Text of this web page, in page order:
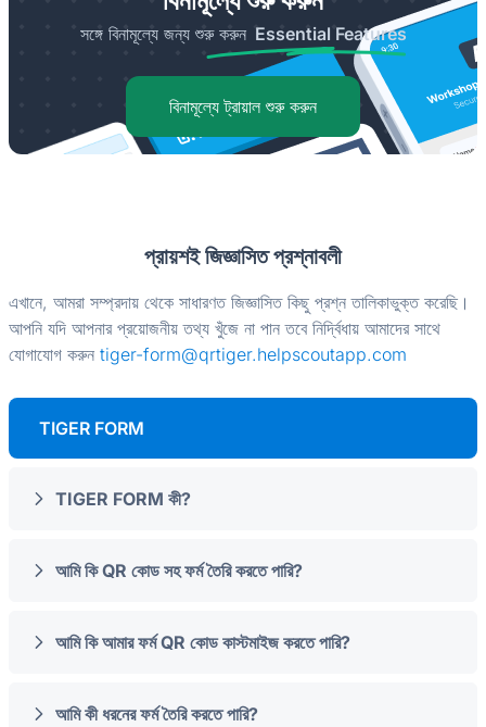
সঙ্গে বিনামূল্যে জন্য শুরু করুন Essential Features
বিনামূল্যে ট্রায়াল শুরু করুন
প্রায়শই জিজ্ঞাসিত প্রশ্নাবলী
এখানে, আমরা সম্প্রদায় থেকে সাধারণত জিজ্ঞাসিত কিছু প্রশ্ন তালিকাভুক্ত করেছি।
আপনি যদি আপনার প্রয়োজনীয় তথ্য খুঁজে না পান তবে নির্দ্বিধায় আমাদের সাথে
যোগাযোগ করুন tiger-form@qrtiger.helpscoutapp.com
TIGER FORM
TIGER FORM কী?
আমি কি QR কোড সহ ফর্ম তৈরি করতে পারি?
আমি কি আমার ফর্ম QR কোড কাস্টমাইজ করতে পারি?
আমি কী ধরনের ফর্ম তৈরি করতে পারি?